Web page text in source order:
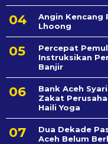
Angin Kencang
Lhoong
Percepat
Instruksikan
Banjir
Bank Aceh
Zakat
Haili Yoga
Dua Dekade
Aceh Belum